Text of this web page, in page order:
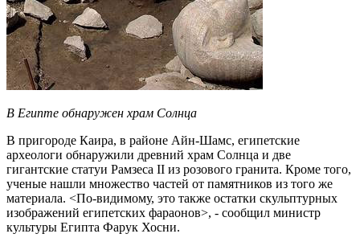
В Египте обнаружен храм Солнца
В пригороде Каира, в районе Айн-Шамс, египетские
археологи обнаружили древний храм Солнца и две
гигантские статуи Рамзеса II из розового гранита. Кроме того,
ученые нашли множество частей от памятников из того же
материала. <По-видимому, это также остатки скульптурных
изображений египетских фараонов>, - сообщил министр
культуры Египта Фарук Хосни.